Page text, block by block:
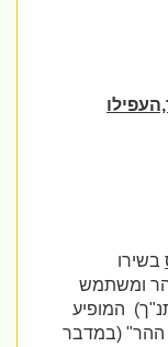
ומשתמש
המופיע
(במדבר